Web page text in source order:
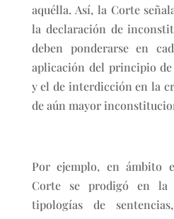
aquélla. Así, la Corte
la declaración de
deben ponderarse en
aplicación del principio
y el de interdicción en la
de aún mayor
Por ejemplo, en ámbito
Corte se prodigó en la
tipologías de